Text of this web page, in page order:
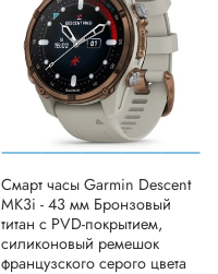
Смарт часы Garmin Descent
MK3i - 43 мм Бронзовый
титан с PVD-покрытием,
силиконовый ремешок
французского серого цвета